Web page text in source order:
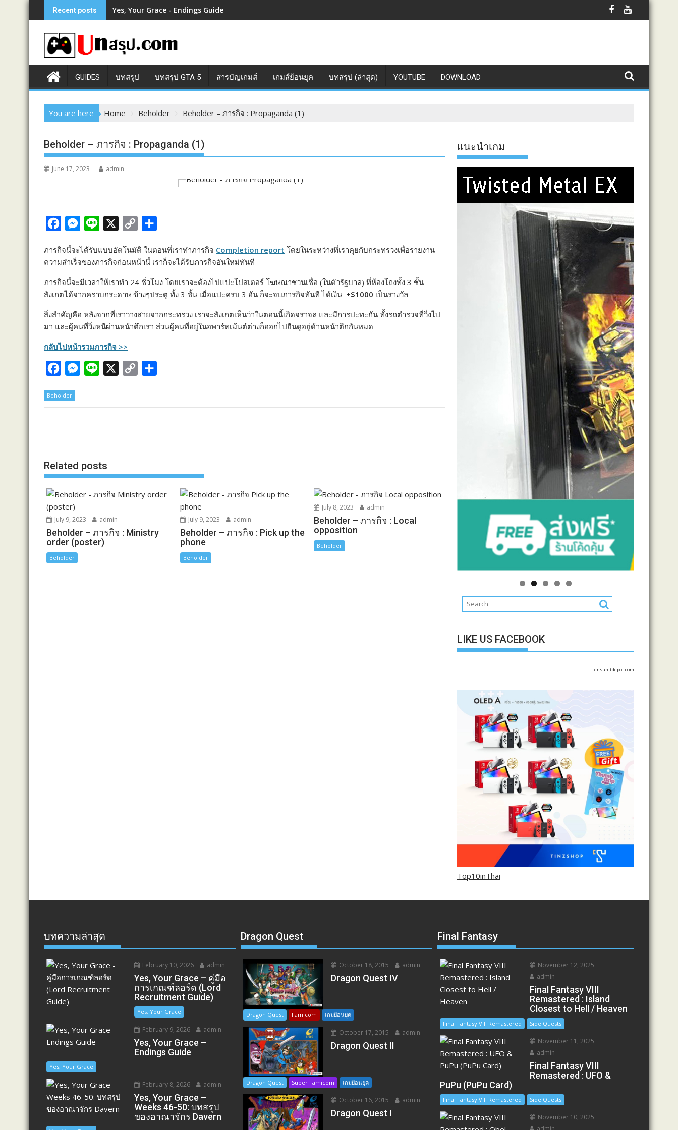
to
Recent posts Yes, Your Grace - Endings Guide
GUIDES บทสรุป บทสรุป GTA 5 สารบัญเกมส์ เกมส์ย้อนยุค บทสรุป (ล่าสุด) YOUTUBE DOWNLOAD
You are here Home Beholder Beholder – ภารกิจ : Propaganda (1)
Beholder – ภารกิจ : Propaganda (1)
June 17, 2023 admin
c
b
o
o
k
M
s
e
n
g
e
r
n
p
L
n
k
a
e
ภารกิจนี้จะได้รับแบบอัตโนมัติ ในตอนที่เราทำภารกิจ Completion report โดยในระหว่างที่เราคุยกับกระทรวงเพื่อรายงาน
ความสำเร็จของภารกิจก่อนหน้านี้ เราก็จะได้รับภารกิจอันใหม่ทันที
ภารกิจนี้จะมีเวลาให้เราทำ 24 ชั่วโมง โดยเราจะต้องไปแปะโปสเตอร์ โฆษณาชวนเชื่อ (ในตัวรัฐบาล) ที่ห้องโถงทั้ง 3 ชั้น
สังเกตได้จากคราบกระดาษ ข้างๆประตู ทั้ง 3 ชั้น เมื่อแปะครบ 3 อัน ก็จะจบภารกิจทันที ได้เงิน +$1000 เป็นรางวัล
สิ่งสำคัญคือ หลังจากที่เราวางสายจากกระทรวง เราจะสังเกตเห็นว่าในตอนนี้เกิดจราจล และมีการปะทะกัน ทั้งรถตำรวจที่วิ่งไป
มา และผู้คนที่วิ่งหนีผ่านหน้าตึกเรา ส่วนผู้คนที่อยู่ในอพาร์ทเม้นต์ต่างก็ออกไปยืนดูอยู่ด้านหน้าตึกกันหมด
กลับไปหน้ารวมภารกิจ >>
c
k
M
e
k
Beholder
Related posts
July 9, 2023 admin
Beholder – ภารกิจ : Ministry
order (poster)
Beholder
July 9, 2023 admin
Beholder – ภารกิจ : Pick up the
phone
Beholder
July 8, 2023 admin
Beholder – ภารกิจ : Local
opposition
Beholder
แนะนำเกม
LIKE US FACEBOOK
tensunitdepot.com
Top10inThai
บทความล่าสุด
February 10, 2026 admin
Yes, Your Grace – คู่มือ
การเกณฑ์ลอร์ด (Lord
Recruitment Guide)
Yes, Your Grace
February 9, 2026 admin
Yes, Your Grace –
Endings Guide
Yes, Your Grace
February 8, 2026 admin
Yes, Your Grace –
Weeks 46-50: บทสรุป
ของอาณาจักร Davern
Dragon Quest
October 18, 2015 admin
Dragon Quest IV
Dragon Quest Famicom เกมย้อนยุค
October 17, 2015 admin
Dragon Quest II
Dragon Quest Super Famicom เกมย้อนยุค
October 16, 2015 admin
Dragon Quest I
Final Fantasy
November 12, 2025
admin
Final Fantasy VIII
Remastered : Island
Closest to Hell / Heaven
Final Fantasy VIII Remastered Side Quests
November 11, 2025
admin
Final Fantasy VIII
Remastered : UFO &
PuPu (PuPu Card)
Final Fantasy VIII Remastered Side Quests
November 10, 2025